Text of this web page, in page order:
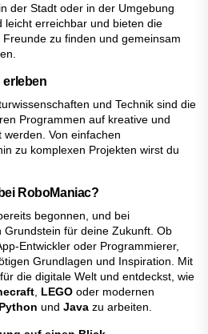
der Stadt oder in der Umgebung
leicht erreichbar und bieten die
zu finden und gemeinsam
erleben
und Technik sind die
Programmen auf kreative und
Von einfachen
zu komplexen Projekten wirst du
RoboManiac?
begonnen, und bei
Grundstein für deine Zukunft. Ob
Entwickler oder Programmierer,
Grundlagen und Inspiration. Mit
die digitale Welt und entdeckst, wie
LEGO oder modernen
Python und Java zu arbeiten.